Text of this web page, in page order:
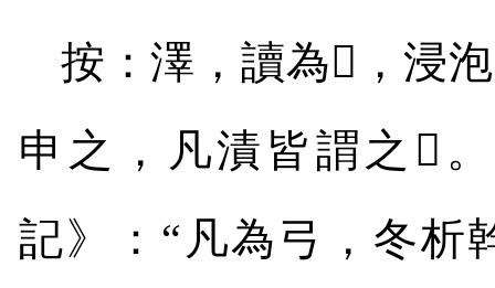
按：澤，讀為𥼶 ，浸
申之，凡漬皆謂之 𥼶
記》：“凡為弓，冬析